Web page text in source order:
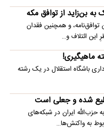
به بن‌زاید از توافق مکه
توافق‌نامه، و همچنین فقدان
ائتلاف و…
ماهیگیری!
باشگاه استقلال در یک رشته
شده و جعلی است
حزب‌الله ایران در شبکه‌های
به واکنش‌ها…